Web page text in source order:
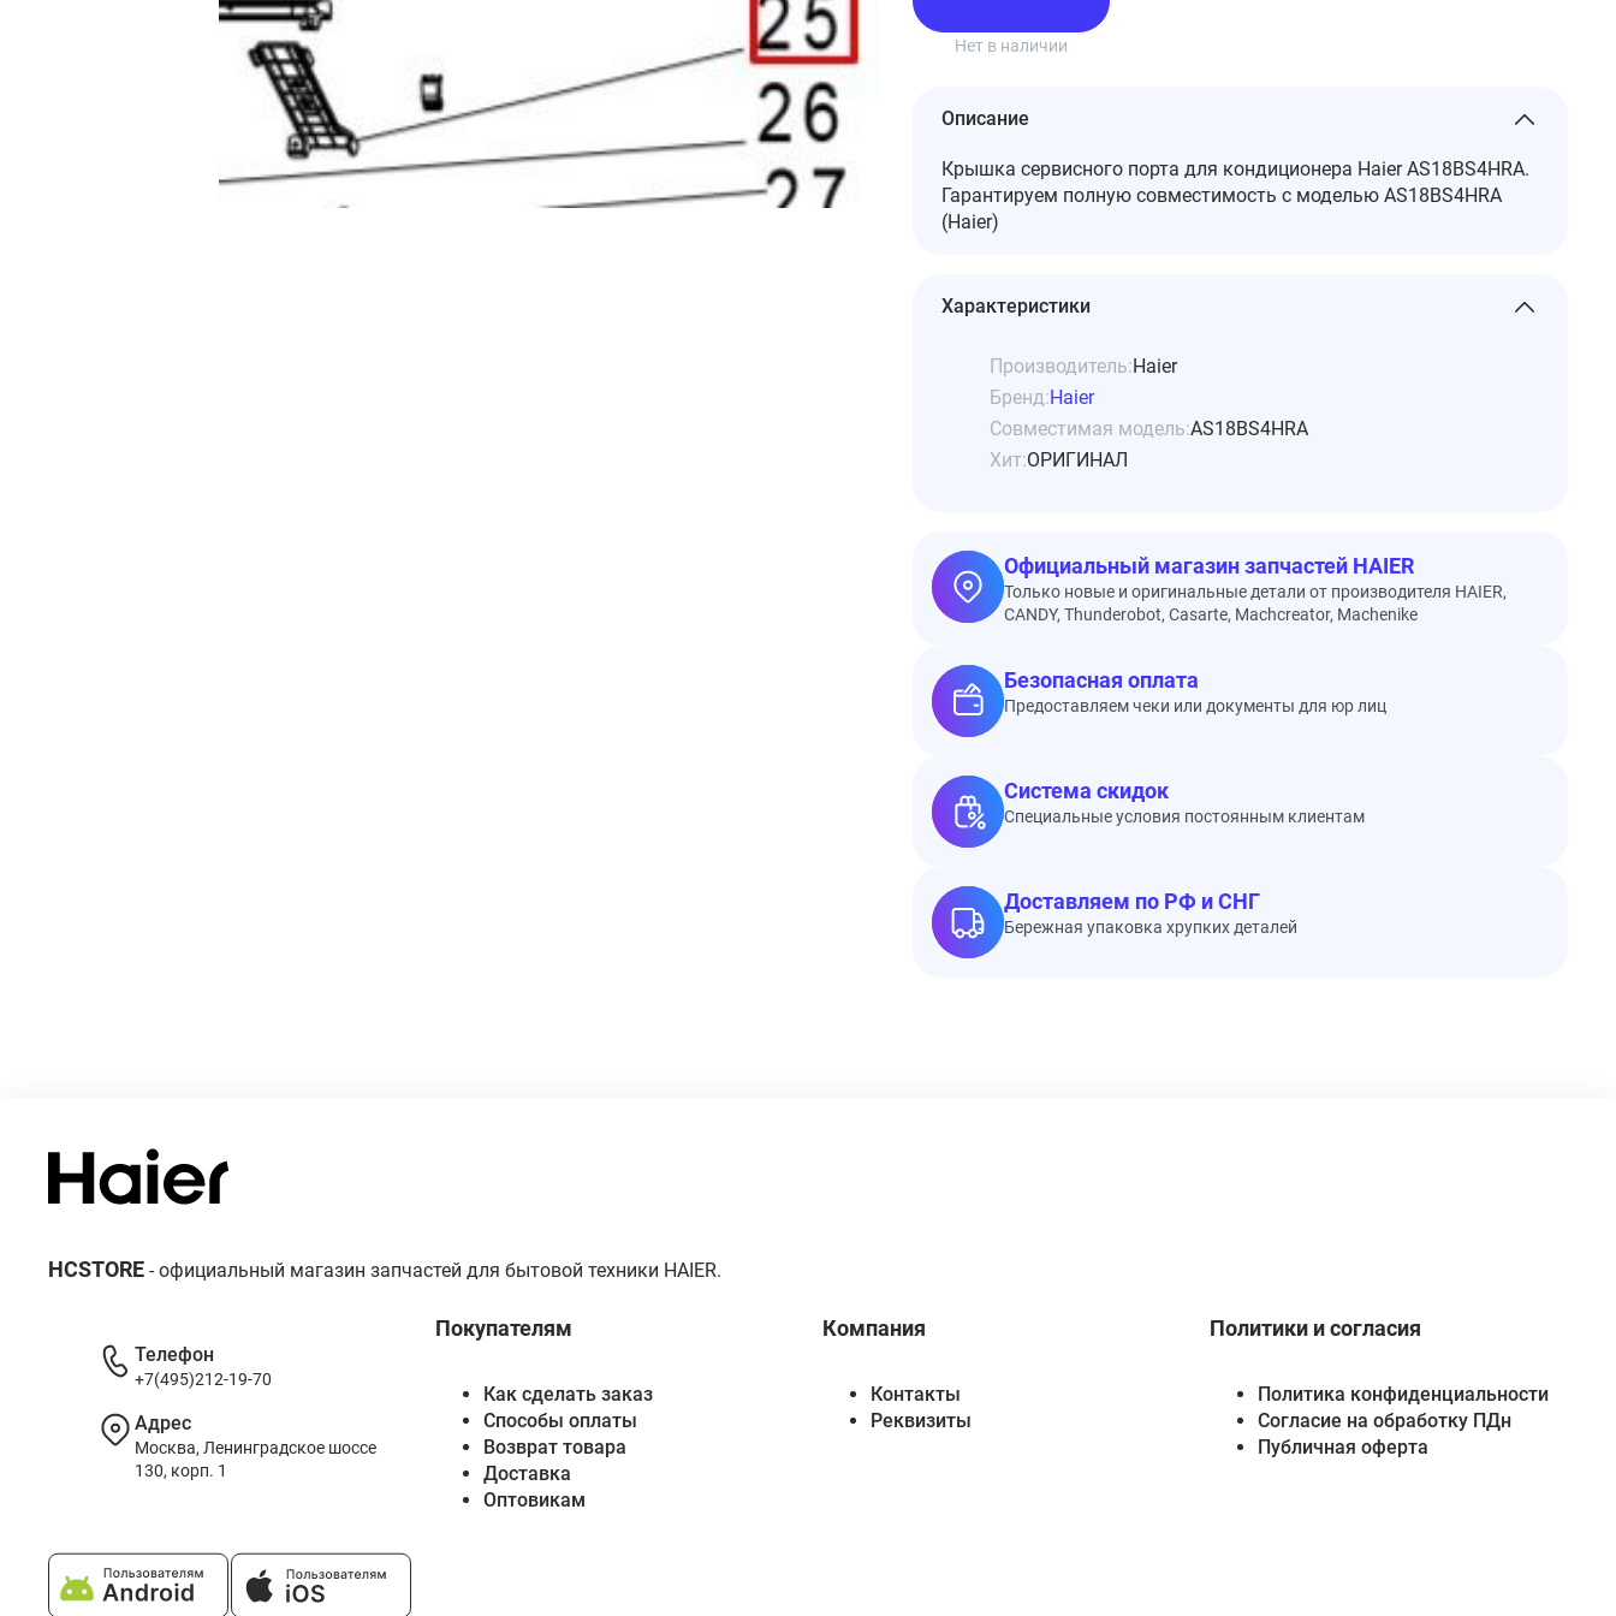
Нет в наличии
Описание
Крышка сервисного порта для кондиционера Haier AS18BS4HRA.
Гарантируем полную совместимость с моделью AS18BS4HRA
(Haier)
Характеристики
Производитель:Haier
Бренд:Haier
Совместимая модель:AS18BS4HRA
Хит:ОРИГИНАЛ
Официальный магазин запчастей HAIER
Только новые и оригинальные детали от производителя HAIER,
CANDY, Thunderobot, Casarte, Machcreator, Machenike
Безопасная оплата
Предоставляем чеки или документы для юр лиц
Система скидок
Специальные условия постоянным клиентам
Доставляем по РФ и СНГ
Бережная упаковка хрупких деталей
HCSTORE - официальный магазин запчастей для бытовой техники HAIER.
Покупателям
Как сделать заказ
Способы оплаты
Возврат товара
Доставка
Оптовикам
Компания
Контакты
Реквизиты
Политики и согласия
Политика конфиденциальности
Согласие на обработку ПДн
Публичная оферта
Телефон
+7(495)212-19-70
Адрес
Москва, Ленинградское шоссе
130, корп. 1